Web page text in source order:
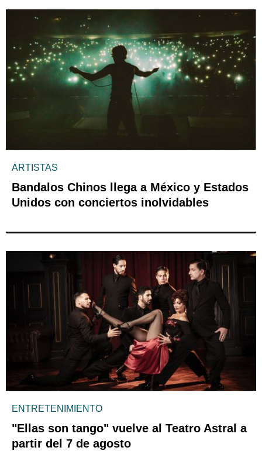
ARTISTAS
Bandalos Chinos llega a México y Estados
Unidos con conciertos inolvidables
ENTRETENIMIENTO
"Ellas son tango" vuelve al Teatro Astral a
partir del 7 de agosto